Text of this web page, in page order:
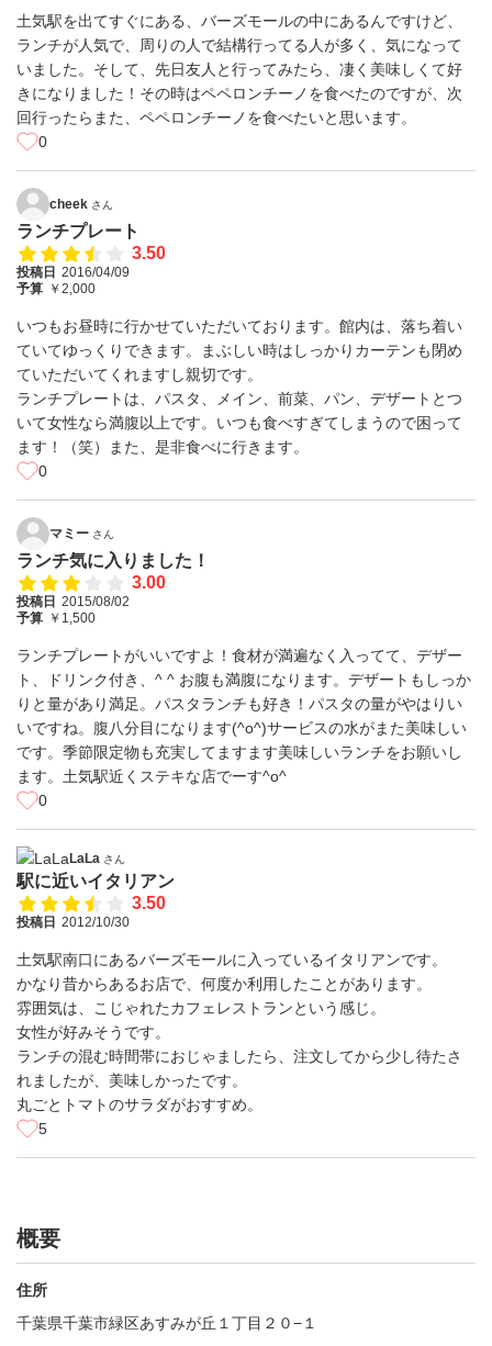
土気駅を出てすぐにある、バーズモールの中にあるんですけど、
ランチが人気で、周りの人で結構行ってる人が多く、気になって
いました。そして、先日友人と行ってみたら、凄く美味しくて好
きになりました！その時はペペロンチーノを食べたのですが、次
回行ったらまた、ペペロンチーノを食べたいと思います。
0
cheek さん
ランチプレート
3.50
投稿日 2016/04/09
予算 ￥2,000
いつもお昼時に行かせていただいております。館内は、落ち着い
ていてゆっくりできます。まぶしい時はしっかりカーテンも閉め
ていただいてくれますし親切です。
ランチプレートは、パスタ、メイン、前菜、パン、デザートとつ
いて女性なら満腹以上です。いつも食べすぎてしまうので困って
ます！（笑）また、是非食べに行きます。
0
マミー さん
ランチ気に入りました！
3.00
投稿日 2015/08/02
予算 ￥1,500
ランチプレートがいいですよ！食材が満遍なく入ってて、デザー
ト、ドリンク付き、^ ^ お腹も満腹になります。デザートもしっか
りと量があり満足。パスタランチも好き！パスタの量がやはりい
いですね。腹八分目になります(^o^)サービスの水がまた美味しい
です。季節限定物も充実してますます美味しいランチをお願いし
ます。土気駅近くステキな店でーす^o^
0
LaLa さん
駅に近いイタリアン
3.50
投稿日 2012/10/30
土気駅南口にあるバーズモールに入っているイタリアンです。
かなり昔からあるお店で、何度か利用したことがあります。
雰囲気は、こじゃれたカフェレストランという感じ。
女性が好みそうです。
ランチの混む時間帯におじゃましたら、注文してから少し待たさ
れましたが、美味しかったです。
丸ごとトマトのサラダがおすすめ。
5
概要
住所
千葉県千葉市緑区あすみが丘１丁目２０−１